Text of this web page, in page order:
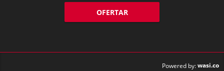
OFERTAR
Powered by:wasi.co